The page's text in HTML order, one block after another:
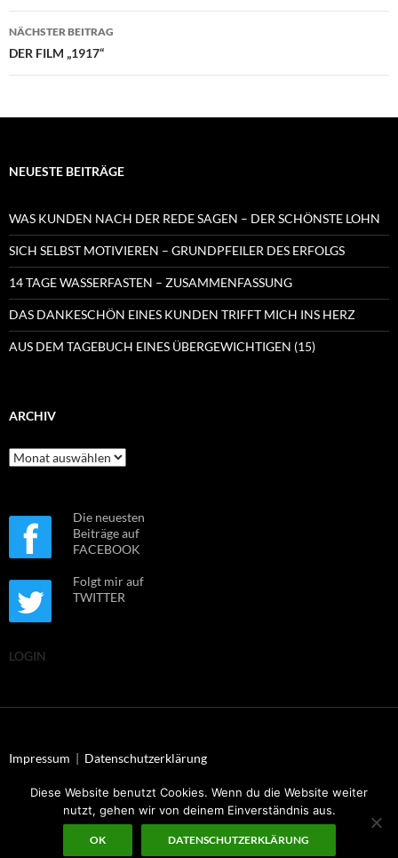
NÄCHSTER BEITRAG
DER FILM „1917“
NEUESTE BEITRÄGE
WAS KUNDEN NACH DER REDE SAGEN – DER SCHÖNSTE LOHN
SICH SELBST MOTIVIEREN – GRUNDPFEILER DES ERFOLGS
14 TAGE WASSERFASTEN – ZUSAMMENFASSUNG
DAS DANKESCHÖN EINES KUNDEN TRIFFT MICH INS HERZ
AUS DEM TAGEBUCH EINES ÜBERGEWICHTIGEN (15)
ARCHIV
Archiv
Die neuesten
Beiträge auf
FACEBOOK
Folgt mir auf
TWITTER
LOGIN
Impressum | Datenschutzerklärung
Diese Website benutzt Cookies. Wenn du die Website weiter
nutzt, gehen wir von deinem Einverständnis aus.
OK DATENSCHUTZERKLÄRUNG